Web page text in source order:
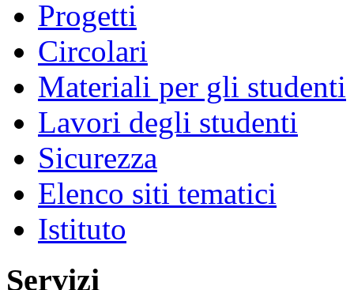
Progetti
Circolari
Materiali per gli studenti
Lavori degli studenti
Sicurezza
Elenco siti tematici
Istituto
Servizi